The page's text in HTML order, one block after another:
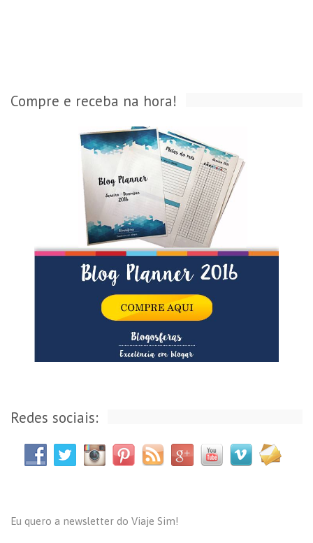
Compre e receba na hora!
Redes sociais:
Eu quero a newsletter do Viaje Sim!